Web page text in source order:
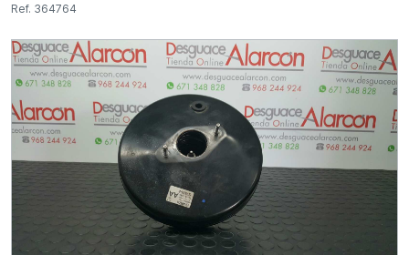
Ref. 364764